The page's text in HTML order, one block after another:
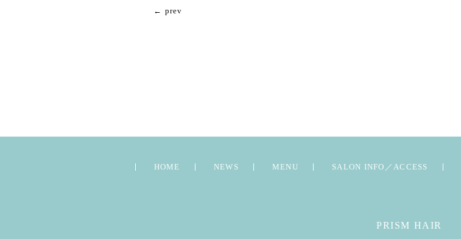
← prev
HOME NEWS MENU SALON INFO／ACCESS
PRISM HAIR